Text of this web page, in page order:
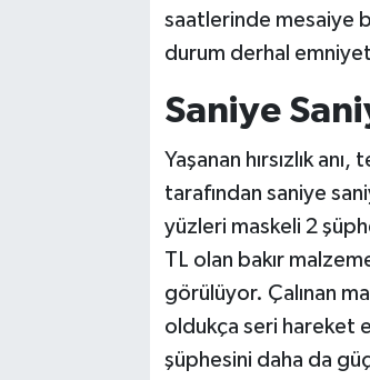
saatlerinde mesaiye
durum derhal
Saniye
Yaşanan hırsızlık
tarafından saniye
yüzleri maskeli 2
TL olan bakır
görülüyor. Çalınan
oldukça seri hareket
şüphesini daha da